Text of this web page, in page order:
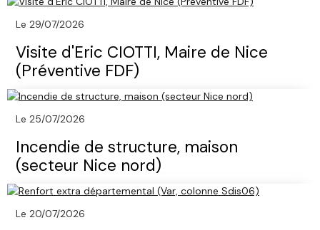
Le 29/07/2026
Visite d'Eric CIOTTI, Maire de Nice
(Préventive FDF)
Le 25/07/2026
Incendie de structure, maison
(secteur Nice nord)
Le 20/07/2026